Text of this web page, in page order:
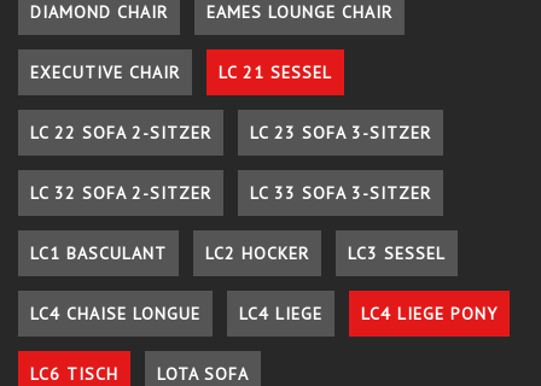
DIAMOND CHAIR EAMES LOUNGE CHAIR
EXECUTIVE CHAIR LC 21 SESSEL
LC 22 SOFA 2-SITZER LC 23 SOFA 3-SITZER
LC 32 SOFA 2-SITZER LC 33 SOFA 3-SITZER
LC1 BASCULANT LC2 HOCKER LC3 SESSEL
LC4 CHAISE LONGUE LC4 LIEGE LC4 LIEGE PONY
LC6 TISCH LOTA SOFA